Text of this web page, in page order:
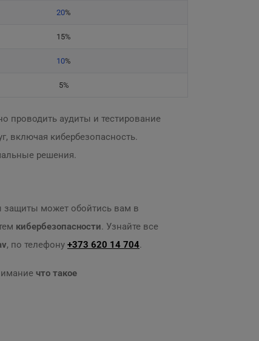
20%
15%
10%
5%
проводить аудиты и тестирование
включая кибербезопасность.
решения.
защиты может обойтись вам в
кибербезопасности. Узнайте все
, по телефону +373 620 14 704.
что такое